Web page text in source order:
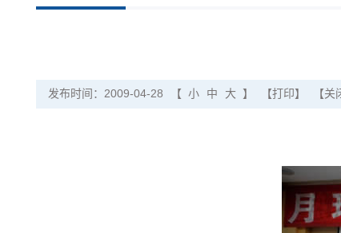
发布时间：2009-04-28 【 小 中 大 】 【打印】 【关